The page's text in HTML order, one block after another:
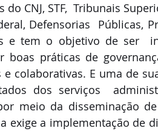
do CNJ, STF,  Tribunais
Defensorias  Públicas,
e tem o objetivo de ser
boas práticas de
e colaborativas. E uma de
dos serviços
meio da disseminação
exige a implementação de